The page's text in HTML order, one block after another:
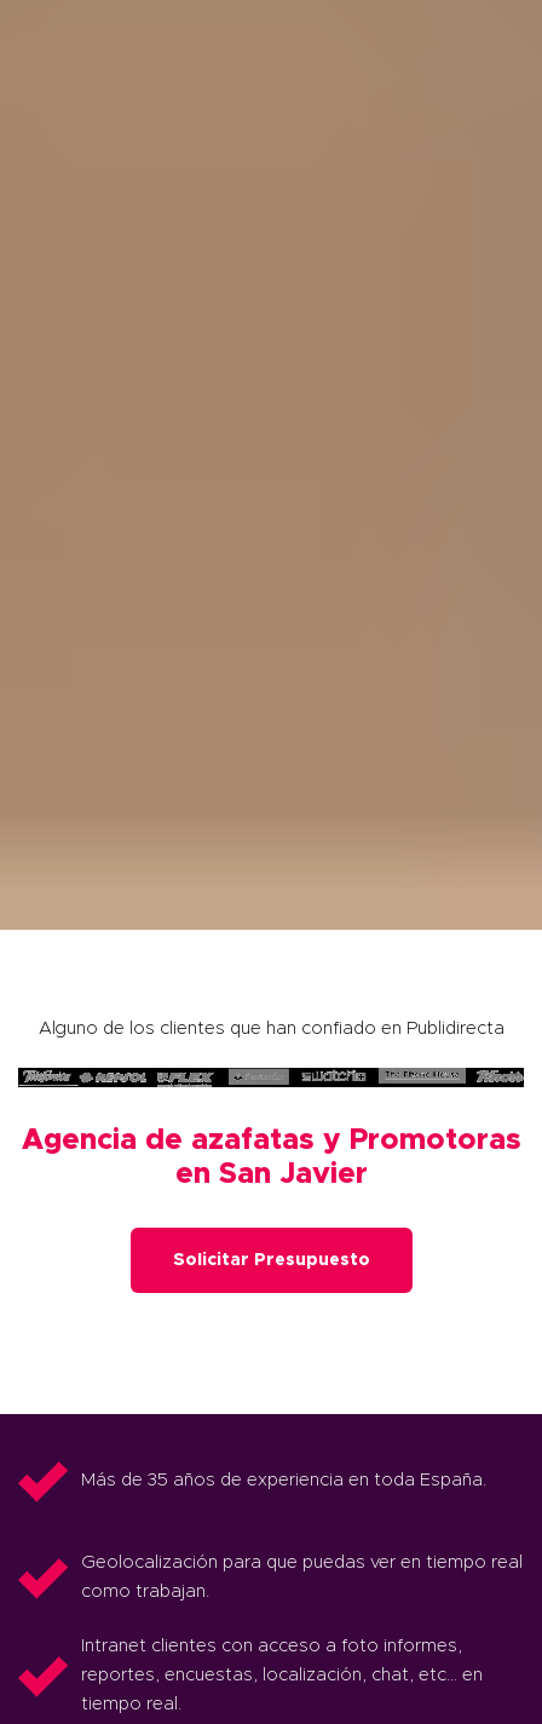
Alguno de los clientes que han confiado en Publidirecta
Agencia de azafatas y Promotoras
en San Javier
Solicitar Presupuesto
Más de 35 años de experiencia en toda España.
Geolocalización para que puedas ver en tiempo real
como trabajan.
Intranet clientes con acceso a foto informes,
reportes, encuestas, localización, chat, etc… en
tiempo real.